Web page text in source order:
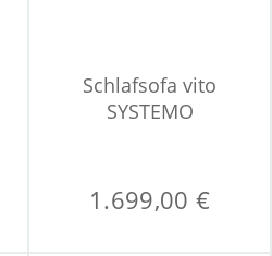
Schlafsofa vito
SYSTEMO
1.699,00 €